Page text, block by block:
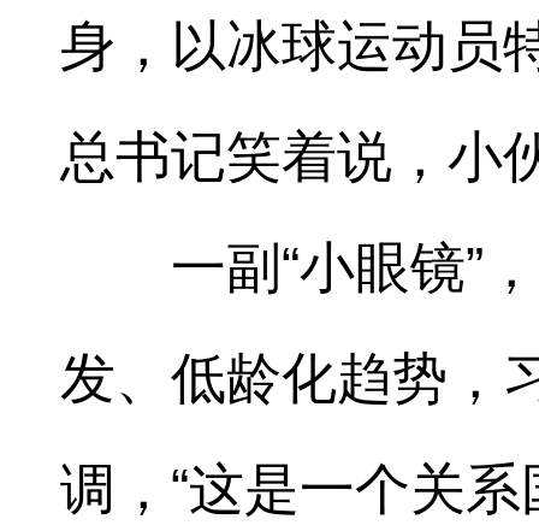
身，以冰球运动员
总书记笑着说，小
一副“小眼镜”
发、低龄化趋势，
调，“这是一个关